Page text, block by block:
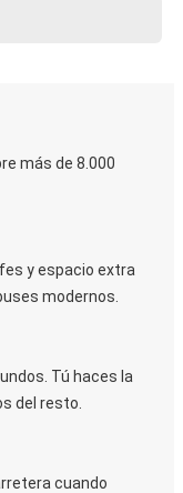
más de 8.000
y espacio extra
modernos.
Tú haces la
del resto.
cuando